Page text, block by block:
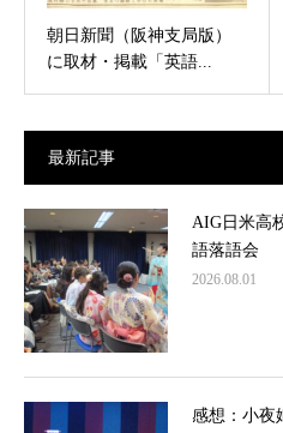
朝日新聞（阪神支局版）
に取材・掲載「英語...
最新記事
AIG日米高
語落語会
2026.08.01
感想：小夜